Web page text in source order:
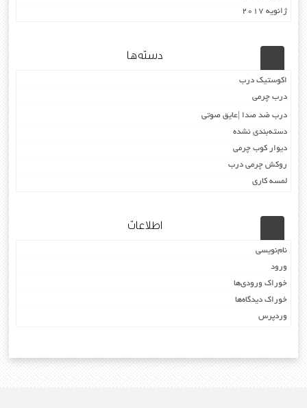
ژانویه 2017
دسته‌ها
اکوستیک درب
درب چرمی
درب ضد صدا |عایق صوتی
دسته‌بندی نشده
دیوار کوب چرمی
روکش چرمی درب
لمسه کاری
اطلاعات
نام‌نویسی
ورود
خوراک ورودی‌ها
خوراک دیدگاه‌ها
وردپرس